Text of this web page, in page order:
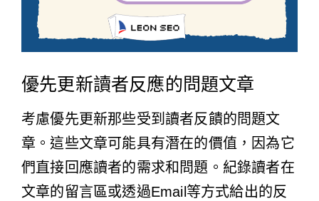
優先更新讀者反應的問題文章
考慮優先更新那些受到讀者反饋的問題文
章。這些文章可能具有潛在的價值，因為它
們直接回應讀者的需求和問題。紀錄讀者在
文章的留言區或透過Email等方式給出的反